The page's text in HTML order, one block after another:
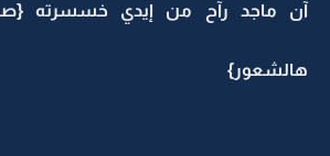
آن ماجد رآح من إيدي خسسرته
هالشعور}